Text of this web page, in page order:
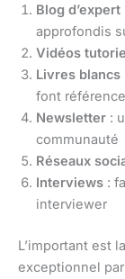
Blog d’expert
approfondis
Vidéos
Livres blancs
font référence
Newsletter :
communauté
Réseaux
Interviews :
interviewer
L’important est
exceptionnel